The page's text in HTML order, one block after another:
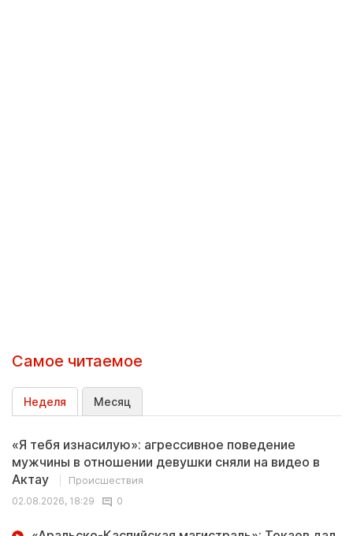
Самое читаемое
Неделя Месяц
«Я тебя изнасилую»: агрессивное поведение
мужчины в отношении девушки сняли на видео в
Актау
Происшествия
02.08.2026, 18:29
0